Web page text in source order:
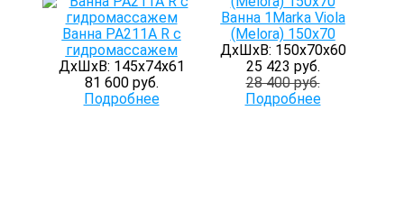
Ванна PA211A R с
гидромассажем
ДхШхВ: 145х74х61
81 600 руб.
Подробнее
Ванна 1Marka Viola
(Melora) 150х70
ДхШхВ: 150х70х60
25 423 руб.
28 400 руб.
Подробнее